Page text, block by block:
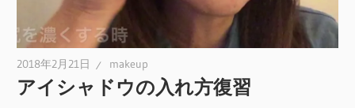
2018年2月21日 makeup
アイシャドウの入れ方復習